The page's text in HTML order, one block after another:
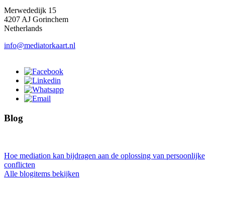
Merwededijk 15
4207 AJ Gorinchem
Netherlands
info@mediatorkaart.nl
Blog
Hoe mediation kan bijdragen aan de oplossing van persoonlijke
conflicten
Alle blogitems bekijken